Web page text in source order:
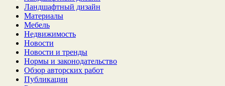
Ландшафтный дизайн
Материалы
Мебель
Недвижимость
Новости
Новости и тренды
Нормы и законодательство
Обзор авторских работ
Публикации